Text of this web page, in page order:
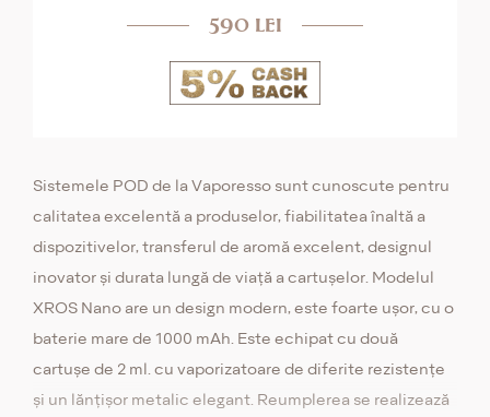
590 lei
Sistemele POD de la Vaporesso sunt cunoscute pentru
calitatea excelentă a produselor, fiabilitatea înaltă a
dispozitivelor, transferul de aromă excelent, designul
inovator și durata lungă de viață a cartuşelor. Modelul
XROS Nano are un design modern, este foarte ușor, cu o
baterie mare de 1000 mAh. Este echipat cu două
cartușe de 2 ml. cu vaporizatoare de diferite rezistențe
și un lănțișor metalic elegant. Reumplerea se realizează